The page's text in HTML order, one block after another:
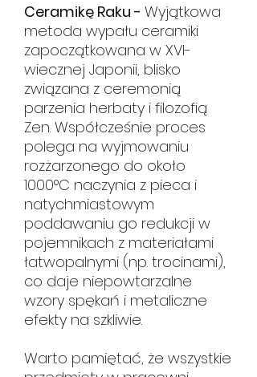
Ceramikę Raku - Wyjątkowa
metoda wypału ceramiki
zapoczątkowana w XVI-
wiecznej Japonii, blisko
związana z ceremonią
parzenia herbaty i filozofią
Zen. Współcześnie proces
polega na wyjmowaniu
rozżarzonego do około
1000°C naczynia z pieca i
natychmiastowym
poddawaniu go redukcji w
pojemnikach z materiałami
łatwopalnymi (np. trocinami),
co daje niepowtarzalne
wzory spękań i metaliczne
efekty na szkliwie.
Warto pamiętać, że wszystkie